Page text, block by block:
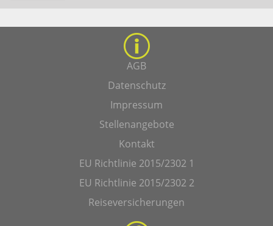
AGB
Datenschutz
Impressum
Stellenangebote
Kontakt
EU Richtlinie 2015/2302 1
EU Richtlinie 2015/2302 2
Reiseversicherungen